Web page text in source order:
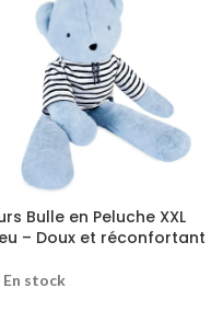
Bulle en Peluche XXL
– Doux et réconfortant
En stock